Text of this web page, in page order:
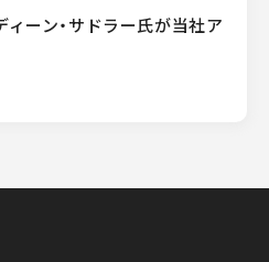
ーン・サドラー氏が当社ア